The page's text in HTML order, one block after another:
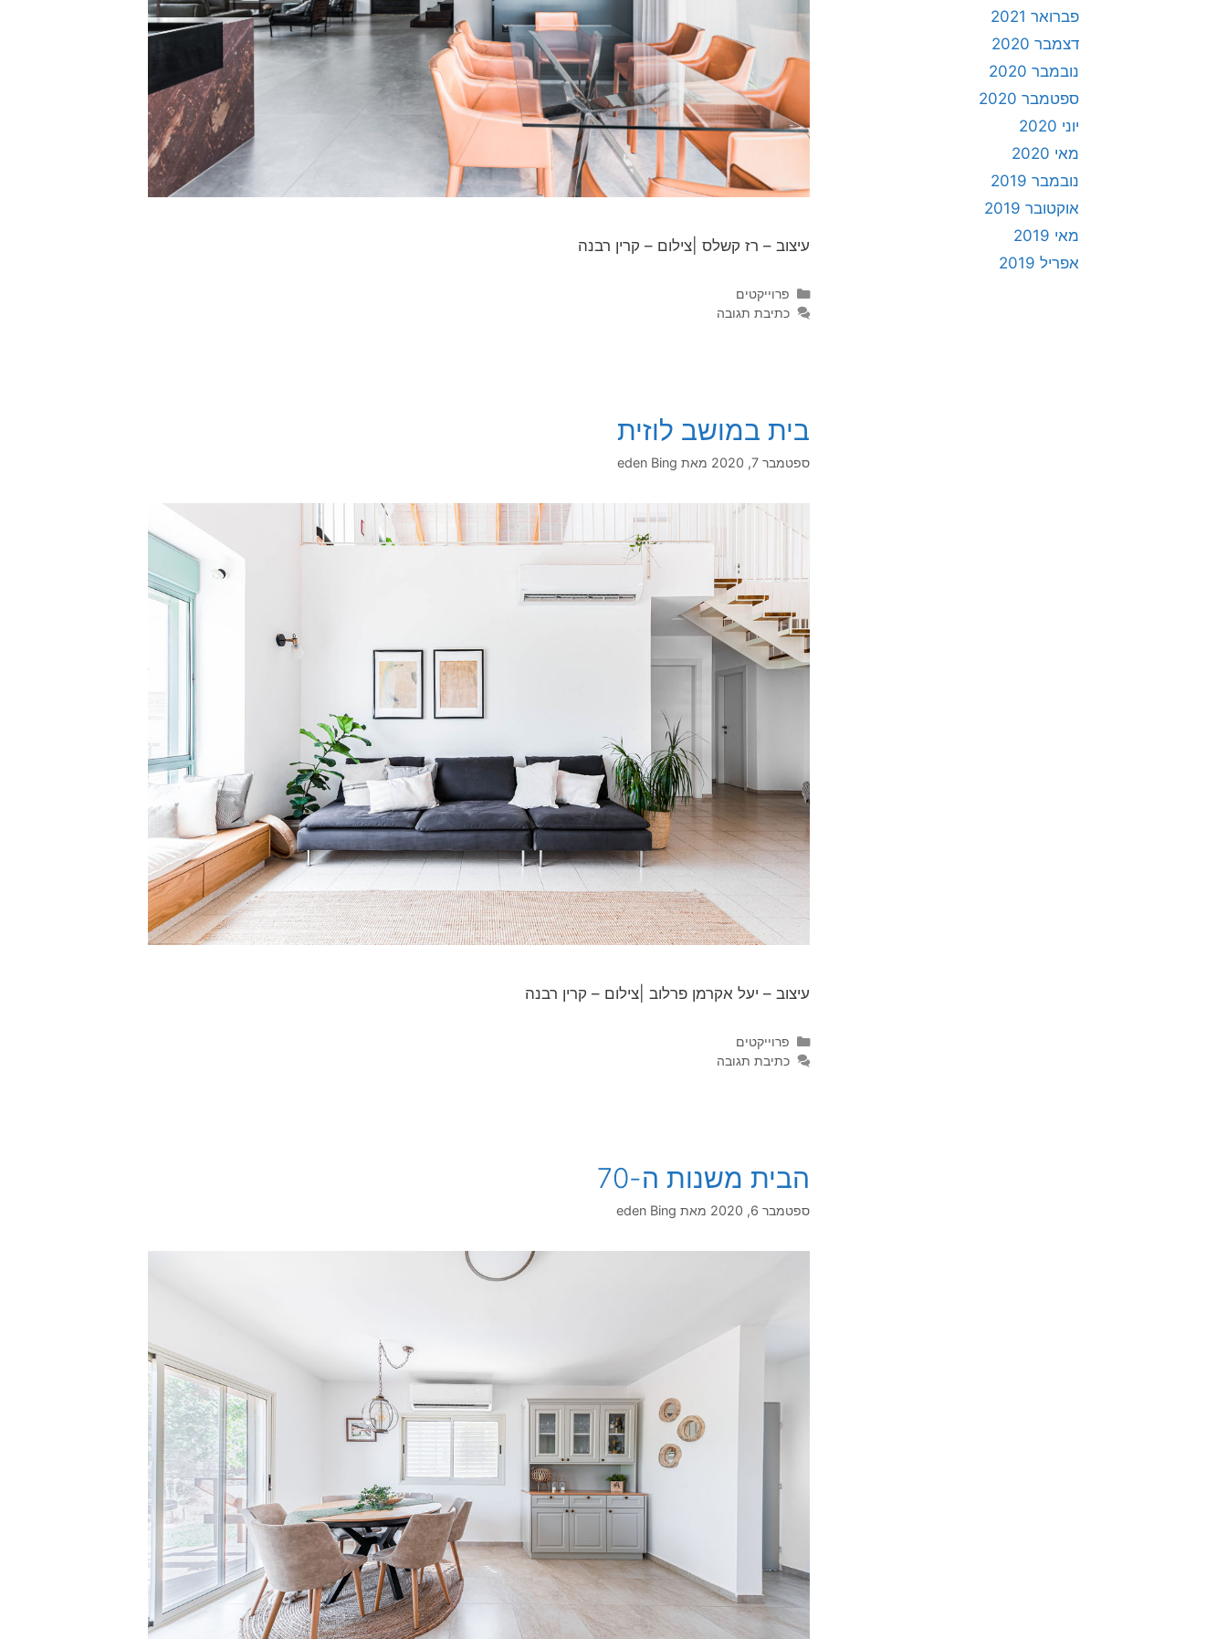
עיצוב – רז קשלס |צילום – קרין רבנה
פרוייקטים
כתיבת תגובה
בית במושב לוזית
ספטמבר 7, 2020 מאת eden Bing
עיצוב – יעל אקרמן פרלוב |צילום – קרין רבנה
פרוייקטים
כתיבת תגובה
הבית משנות ה-70
ספטמבר 6, 2020 מאת eden Bing
פברואר 2021
דצמבר 2020
נובמבר 2020
ספטמבר 2020
יוני 2020
מאי 2020
נובמבר 2019
אוקטובר 2019
מאי 2019
אפריל 2019